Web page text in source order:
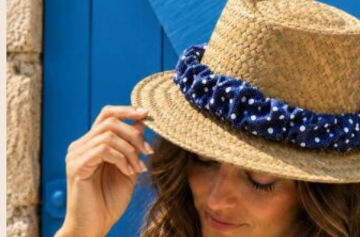
LIVE
Recherche
pour :
Se connecter
Votre panier est vide.
0
Panier